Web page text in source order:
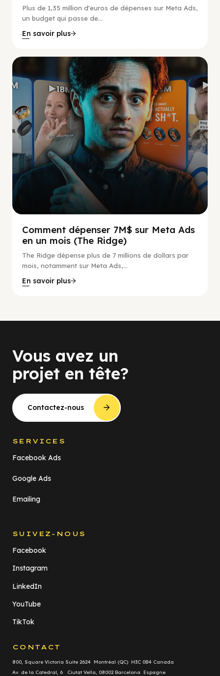
Plus de 1,35 million d'euros de dépenses sur Meta Ads,
un budget qui passe de...
En savoir plus
Social Scaling
Comment dépenser 7M$ sur Meta Ads
en un mois (The Ridge)
The Ridge dépense plus de 7 millions de dollars par
mois, notamment sur Meta Ads,...
En savoir plus
Vous avez un
projet en tête?
Contactez-nous
SERVICES
Facebook Ads
Google Ads
Emailing
SUIVEZ-NOUS
Facebook
Instagram
LinkedIn
YouTube
TikTok
CONTACT
800, Square Victoria Suite 2624 Montréal (QC) H3C 0B4 Canada
Av. de la Catedral, 6 Ciutat Vella, 08002 Barcelona Espagne